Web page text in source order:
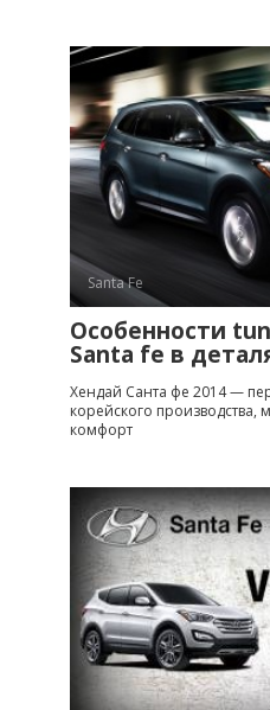
Santa Fe
Особенности
Santa fe в
Хендай Санта фе 2014 —
корейского
комфорт